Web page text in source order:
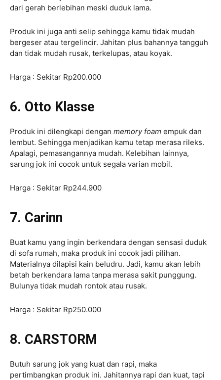
dari gerah berlebihan meski duduk lama.
Produk ini juga anti selip sehingga kamu tidak mudah
bergeser atau tergelincir. Jahitan plus bahannya tangguh
dan tidak mudah rusak, terkelupas, atau koyak.
Harga : Sekitar Rp200.000
6. Otto Klasse
Produk ini dilengkapi dengan memory foam empuk dan
lembut. Sehingga menjadikan kamu tetap merasa rileks.
Apalagi, pemasangannya mudah. Kelebihan lainnya,
sarung jok ini cocok untuk segala varian mobil.
Harga : Sekitar Rp244.900
7. Carinn
Buat kamu yang ingin berkendara dengan sensasi duduk
di sofa rumah, maka produk ini cocok jadi pilihan.
Materialnya dilapisi kain beludru. Jadi, kamu akan lebih
betah berkendara lama tanpa merasa sakit punggung.
Bulunya tidak mudah rontok atau rusak.
Harga : Sekitar Rp250.000
8. CARSTORM
Butuh sarung jok yang kuat dan rapi, maka
pertimbangkan produk ini. Jahitannya rapi dan kuat, tapi